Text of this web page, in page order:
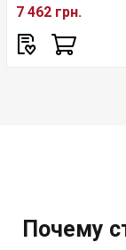
7 462 грн.
Почему